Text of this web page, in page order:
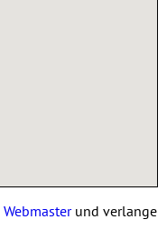
Webmasterund verlange